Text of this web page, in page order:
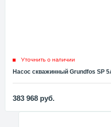
Уточнить о наличии
Насос скважинный Grundfos SP
383 968 руб.